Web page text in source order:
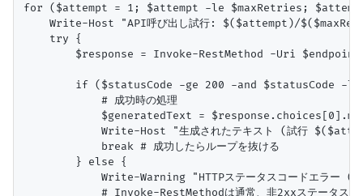
for ($attempt = 1; $attempt -le $maxRetries;
Write-Host "API呼び出し試行: $($attempt)/
    try {
$response = Invoke-RestMethod -Uri
if ($statusCode -ge 200 -and $statusCode -
            # 成功時の処理
$generatedText =
Write-Host "生成されたテキスト (試行
            break # 成功したらループを抜ける
        } else {
Write-Warning "HTTPステータスコードエラー
# Invoke-RestMethodは通常、非2xxステータスで例